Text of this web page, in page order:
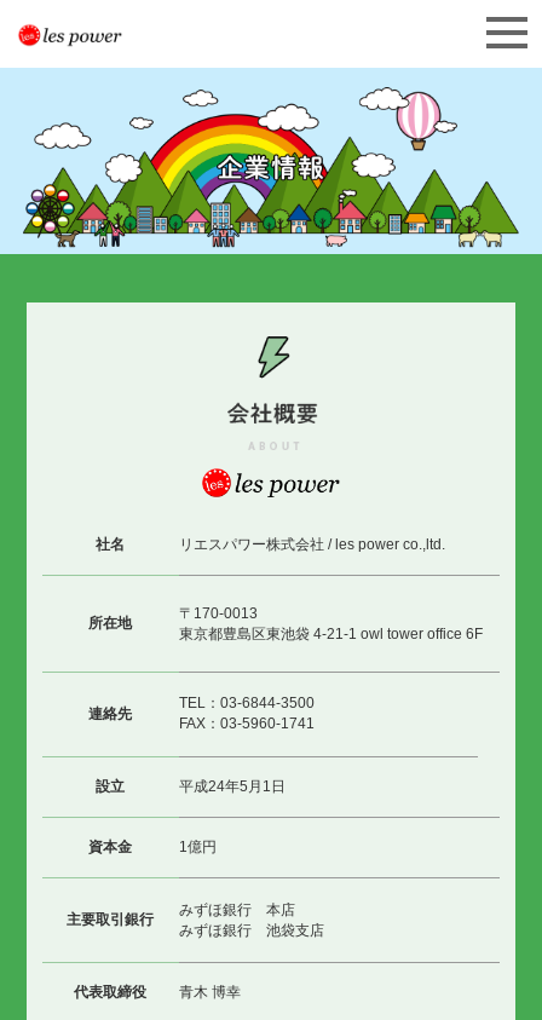
社名 リエスパワー株式会社 / les power co.,ltd.
所在地
〒170-0013
東京都豊島区東池袋 4-21-1 owl tower office 6F
連絡先
TEL：03-6844-3500
FAX：03-5960-1741
設立 平成24年5月1日
資本金 1億円
主要取引銀行
みずほ銀行 本店
みずほ銀行 池袋支店
代表取締役 青木 博幸